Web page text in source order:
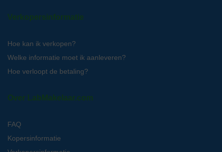
Verkopersinformatie
Hoe kan ik verkopen?
Welke informatie moet ik aanleveren?
Hoe verloopt de betaling?
Over LabMakelaar.com
FAQ
Kopersinformatie